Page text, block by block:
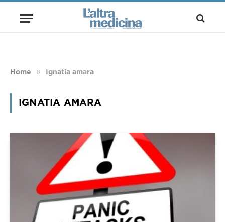
Home » Ignatia amara
IGNATIA AMARA